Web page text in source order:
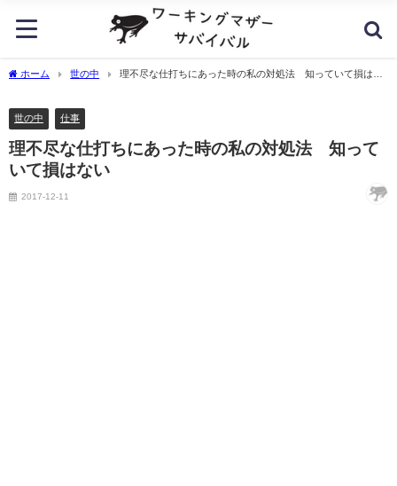
ホーム 世の中
理不尽な仕打ちにあった時の私の対処法 知っていて損はな
世の中 仕事
理不尽な仕打ちにあった時の私の対処法 知って
いて損はない
2017-12-11